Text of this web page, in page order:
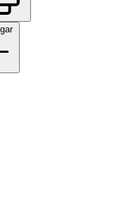
Agregar